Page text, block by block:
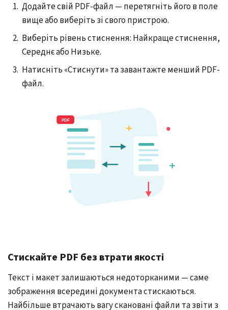
Додайте свій PDF-файл — перетягніть його в поле
вище або виберіть зі свого пристрою.
Виберіть рівень стиснення: Найкраще стиснення,
Середнє або Низьке.
Натисніть «Стиснути» та завантажте менший PDF-
файл.
Стискайте PDF без втрати якості
Текст і макет залишаються недоторканими — саме
зображення всередині документа стискаються.
Найбільше втрачають вагу скановані файли та звіти з